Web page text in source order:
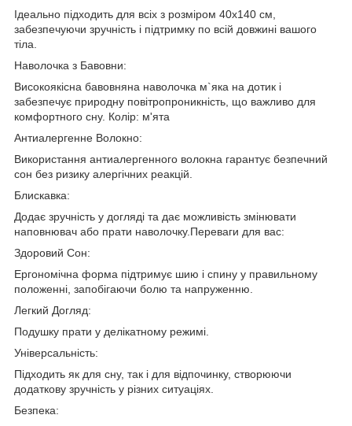
Ідеально підходить для всіх з розміром 40х140 см,
забезпечуючи зручність і підтримку по всій довжині вашого
тіла.
Наволочка з Бавовни:
Високоякісна бавовняна наволочка м`яка на дотик і
забезпечує природну повітропроникність, що важливо для
комфортного сну. Колір: м'ята
Антиалергенне Волокно:
Використання антиалергенного волокна гарантує безпечний
сон без ризику алергічних реакцій.
Блискавка:
Додає зручність у догляді та дає можливість змінювати
наповнювач або прати наволочку.Переваги для вас:
Здоровий Сон:
Ергономічна форма підтримує шию і спину у правильному
положенні, запобігаючи болю та напруженню.
Легкий Догляд:
Подушку прати у делікатному режимі.
Універсальність:
Підходить як для сну, так і для відпочинку, створюючи
додаткову зручність у різних ситуаціях.
Безпека: